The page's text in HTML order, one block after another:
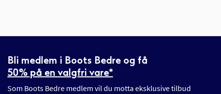
Bli medlem i Boots Bedre og få
50% på en valgfri vare*
Som Boots Bedre medlem vil du motta eksklusive tilbud